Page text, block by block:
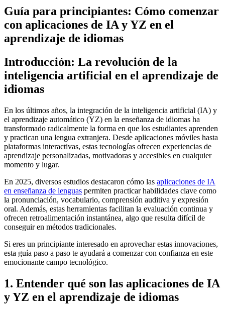
Guía para principiantes: Cómo comenzar
con aplicaciones de IA y YZ en el
aprendizaje de idiomas
Introducción: La revolución de la
inteligencia artificial en el aprendizaje de
idiomas
En los últimos años, la integración de la inteligencia artificial (IA) y
el aprendizaje automático (YZ) en la enseñanza de idiomas ha
transformado radicalmente la forma en que los estudiantes aprenden
y practican una lengua extranjera. Desde aplicaciones móviles hasta
plataformas interactivas, estas tecnologías ofrecen experiencias de
aprendizaje personalizadas, motivadoras y accesibles en cualquier
momento y lugar.
En 2025, diversos estudios destacaron cómo las aplicaciones de IA
en enseñanza de lenguas permiten practicar habilidades clave como
la pronunciación, vocabulario, comprensión auditiva y expresión
oral. Además, estas herramientas facilitan la evaluación continua y
ofrecen retroalimentación instantánea, algo que resulta difícil de
conseguir en métodos tradicionales.
Si eres un principiante interesado en aprovechar estas innovaciones,
esta guía paso a paso te ayudará a comenzar con confianza en este
emocionante campo tecnológico.
1. Entender qué son las aplicaciones de IA
y YZ en el aprendizaje de idiomas